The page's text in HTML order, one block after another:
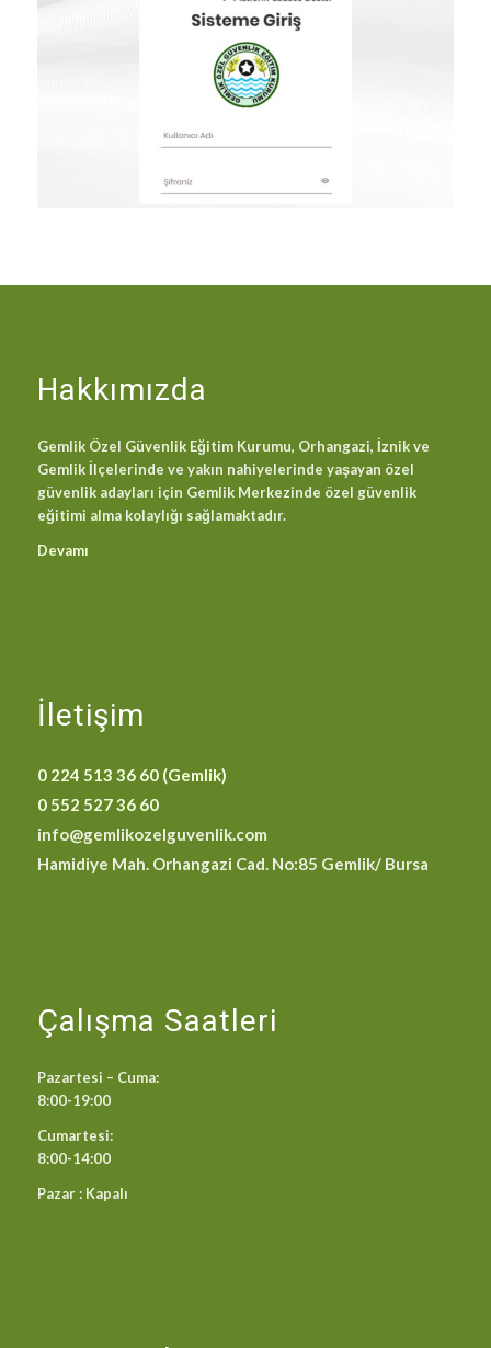
Hakkımızda
Gemlik Özel Güvenlik Eğitim Kurumu, Orhangazi, İznik ve
Gemlik İlçelerinde ve yakın nahiyelerinde yaşayan özel
güvenlik adayları için Gemlik Merkezinde özel güvenlik
eğitimi alma kolaylığı sağlamaktadır.
Devamı
İletişim
0 224 513 36 60 (Gemlik)
0 552 527 36 60
info@gemlikozelguvenlik.com
Hamidiye Mah. Orhangazi Cad. No:85 Gemlik/ Bursa
Çalışma Saatleri
Pazartesi – Cuma:
8:00-19:00
Cumartesi:
8:00-14:00
Pazar : Kapalı